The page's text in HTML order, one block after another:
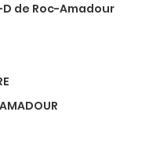
de Roc-Amadour